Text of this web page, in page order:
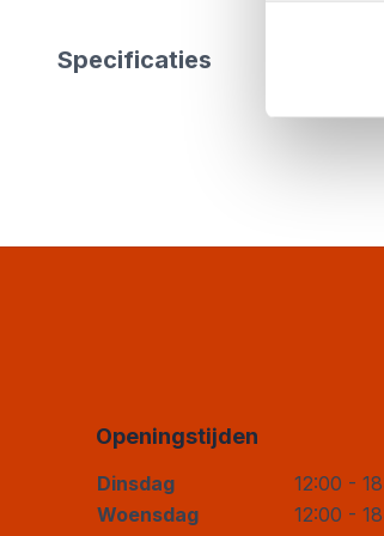
Specificaties
Openingstijden
Dinsdag
12:00 -
Woensdag
12:00 -